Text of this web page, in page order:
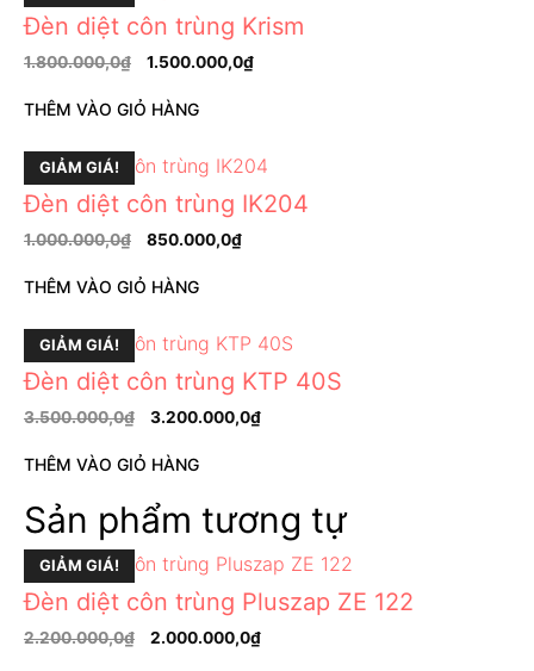
Đèn diệt côn trùng Krism
1.800.000,0₫ 1.500.000,0₫
THÊM VÀO GIỎ HÀNG
GIẢM GIÁ!
Đèn diệt côn trùng IK204
1.000.000,0₫ 850.000,0₫
THÊM VÀO GIỎ HÀNG
GIẢM GIÁ!
Đèn diệt côn trùng KTP 40S
3.500.000,0₫ 3.200.000,0₫
THÊM VÀO GIỎ HÀNG
Sản phẩm tương tự
GIẢM GIÁ!
Đèn diệt côn trùng Pluszap ZE 122
2.200.000,0₫ 2.000.000,0₫